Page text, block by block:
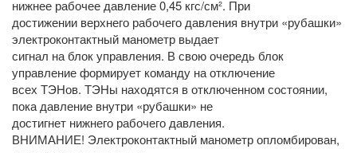
нижнее рабочее давление 0,45 кгс/см². При
достижении верхнего рабочего давления внутри «рубашки»
электроконтактный манометр выдает
сигнал на блок управления. В свою очередь блок
управление формирует команду на отключение
всех ТЭНов. ТЭНы находятся в отключенном состоянии,
пока давление внутри «рубашки» не
достигнет нижнего рабочего давления.
ВНИМАНИЕ! Электроконтактный манометр опломбирован,